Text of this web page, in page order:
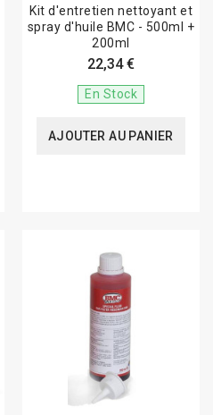
Kit d'entretien nettoyant et
spray d'huile BMC - 500ml +
200ml
22,34 €
En Stock
AJOUTER AU PANIER